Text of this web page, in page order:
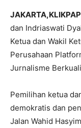
dan Indriaswati
Ketua dan Wakil
Perusahaan
Jurnalisme
Pemilihan ketua
demokratis dan
Jalan Wahid